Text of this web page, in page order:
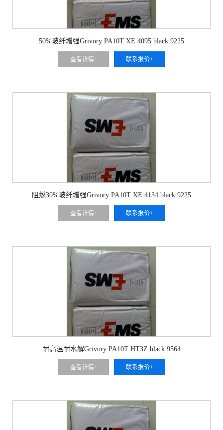
50%玻纤增强Grivory PA10T XE 4095 black 9225
查看详情+ 联系报价+
阻燃30%玻纤增强Grivory PA10T XE 4134 black 9225
查看详情+ 联系报价+
耐高温耐水解Grivory PA10T HT3Z black 9564
查看详情+ 联系报价+